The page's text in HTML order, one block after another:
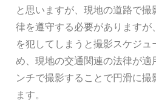
と思いますが、現地の道路で
律を遵守する必要がありますが
を犯してしまうと撮影スケジュ
め、現地の交通関連の法律が適
ンチで撮影することで円滑に
ます。